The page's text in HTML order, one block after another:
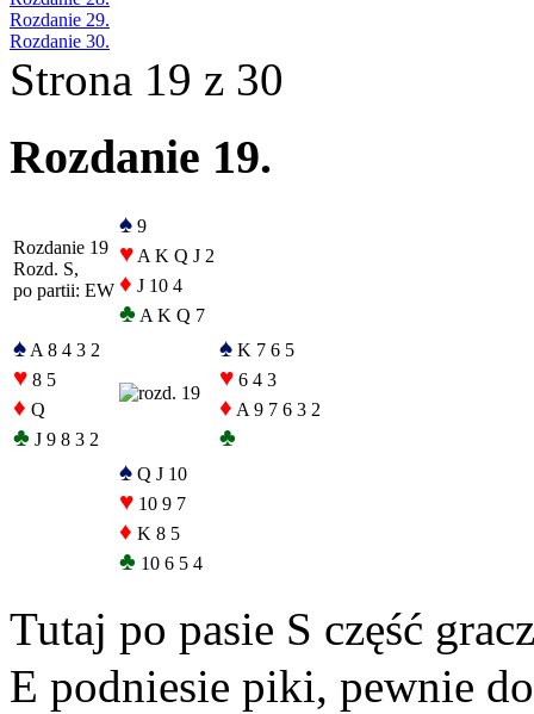
Rozdanie 29.
Rozdanie 30.
Strona 19 z 30
Rozdanie 19.
Rozdanie 19
Rozd. S,
po partii: EW
♠ 9
♥ A K Q J 2
♦ J 10 4
♣ A K Q 7
♠ A 8 4 3 2
♥ 8 5
♦ Q
♣ J 9 8 3 2
♠ K 7 6 5
♥ 6 4 3
♦ A 9 7 6 3 2
♣
♠ Q J 10
♥ 10 9 7
♦ K 8 5
♣ 10 6 5 4
Tutaj po pasie S część
E podniesie piki, pewnie